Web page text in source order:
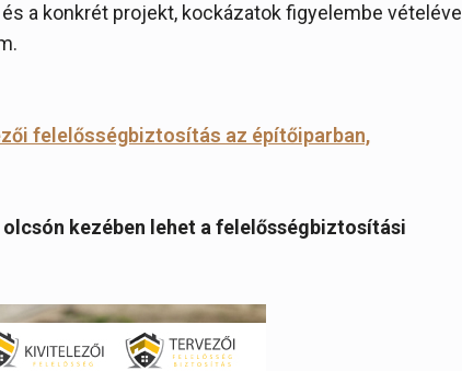
a konkrét projekt, kockázatok figyelembe vételével
felelősségbiztosítás az építőiparban,
kezében lehet a felelősségbiztosítási